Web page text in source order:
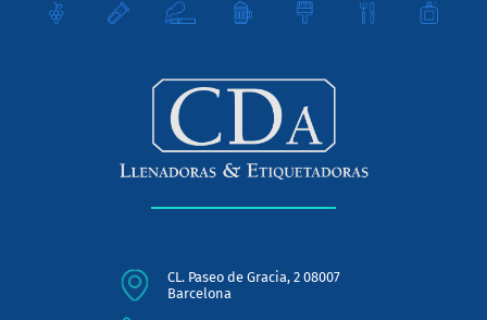
CL. Paseo de Gracia, 2 08007
Barcelona